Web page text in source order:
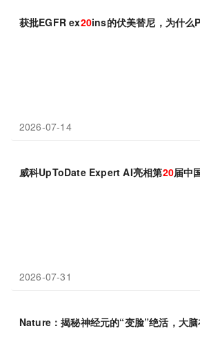
获批EGFR ex20ins的伏美替尼，为什么
2026-07-14
威科UpToDate Expert AI亮相第20届中
2026-07-31
Nature：揭秘神经元的“变脸”绝活，大脑